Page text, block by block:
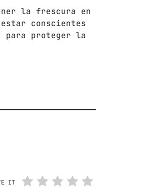
la frescura en
conscientes
para proteger la
IT